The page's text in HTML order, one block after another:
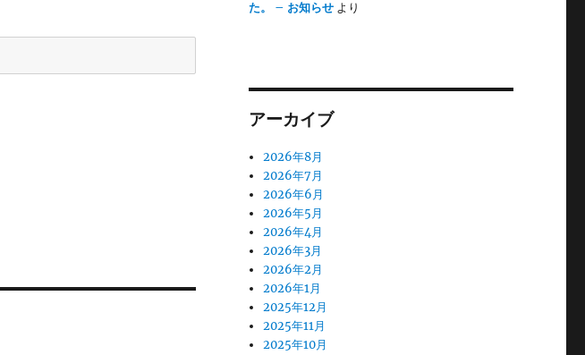
た。 – お知らせより
アーカイブ
2026年8月
2026年7月
2026年6月
2026年5月
2026年4月
2026年3月
2026年2月
2026年1月
2025年12月
2025年11月
2025年10月